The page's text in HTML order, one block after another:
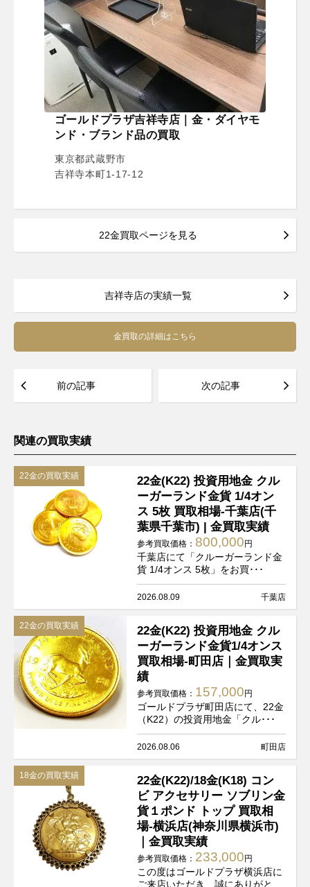
ゴールドプラザ吉祥寺店｜金・ダイヤモ
ンド・ブランド品の買取
東京都武蔵野市
吉祥寺本町1-17-12
22金買取ページを見る
吉祥寺店の実績一覧
金買取の詳細はこちら
前の記事 次の記事
関連の買取実績
22金の買取実績
22金(K22) 投資用地金 クル
ーガーランド金貨 1/4オン
ス 5枚 買取相場-千葉店(千
葉県千葉市) | 金買取実績
参考買取価格： 800,000 円
千葉店にて「クルーガーランド金
貨 1/4オンス 5枚」をお買･･･
2026.08.09 千葉店
22金の買取実績
22金(K22) 投資用地金 クル
ーガーランド金貨1/4オンス
買取相場-町田店｜金買取実
績
参考買取価格： 157,000 円
ゴールドプラザ町田店にて、22金
（K22）の投資用地金「クル･･･
2026.08.06 町田店
18金の買取実績
22金(K22)/18金(K18) コン
ビ アクセサリー ソブリン金
貨１ポンド トップ 買取相
場-横浜店(神奈川県横浜市)
｜金買取実績
参考買取価格： 233,000 円
この度はゴールドプラザ横浜店に
ご来店いただき、誠にありがと